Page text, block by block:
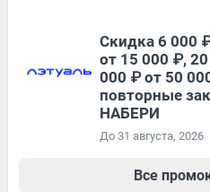
Скидка 6 000
от 15 000 ₽,
000 ₽ от 50
повторные
НАБЕРИ
До 31 августа, 2026
Все